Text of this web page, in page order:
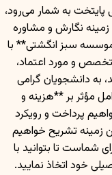
به شمار می‌رود،
نگارش و مشاوره
سبز انگشتی** با
و مورد اعتماد،
به دانشجویان گرامی
مؤثر بر **هزینه و
پرداخت و رویکرد
زمینه تشریح خواهیم
شماست تا بتوانید با
خود اتخاذ نمایید.